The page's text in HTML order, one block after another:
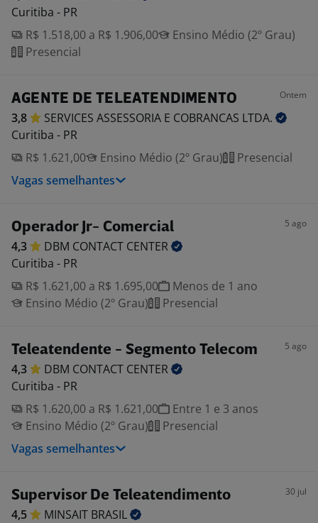
Curitiba - PR
R$ 1.518,00 a R$ 1.906,00
Ensino Médio (2º Grau)
Presencial
AGENTE DE TELEATENDIMENTO Ontem
3,8 SERVICES ASSESSORIA E COBRANCAS LTDA.
Curitiba - PR
R$ 1.621,00
Ensino Médio (2º Grau)
Presencial
Vagas semelhantes
Operador Jr- Comercial 5 ago
4,3 DBM CONTACT CENTER
Curitiba - PR
R$ 1.621,00 a R$ 1.695,00
Menos de 1 ano
Ensino Médio (2º Grau)
Presencial
Teleatendente - Segmento Telecom 5 ago
4,3 DBM CONTACT CENTER
Curitiba - PR
R$ 1.620,00 a R$ 1.621,00
Entre 1 e 3 anos
Ensino Médio (2º Grau)
Presencial
Vagas semelhantes
Supervisor De Teleatendimento 30 jul
4,5 MINSAIT BRASIL